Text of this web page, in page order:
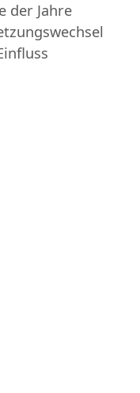
der Jahre